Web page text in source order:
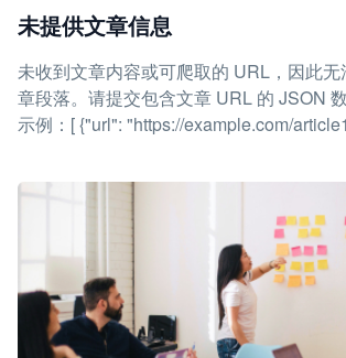
未提供文章信息
未收到文章内容或可爬取的 URL，因此无
章段落。请提交包含文章 URL 的 JSON
示例：[ {"url": "https://example.com/